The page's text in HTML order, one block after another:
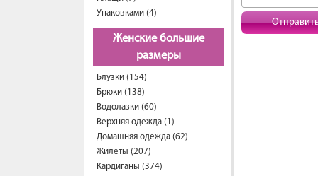
Упаковками (4)
Женские большие
размеры
Блузки (154)
Брюки (138)
Водолазки (60)
Верхняя одежда (1)
Домашняя одежда (62)
Жилеты (207)
Кардиганы (374)